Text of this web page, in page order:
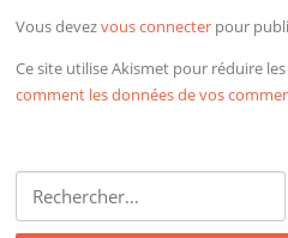
Vous devezvous connecter pour
Ce site utilise Akismet pour réduire
comment les données de vos